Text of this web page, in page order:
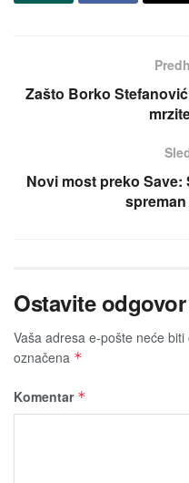
Zašto Borko
Novi most preko
Ostavite odgovor
Vaša adresa e-pošte neće biti
označena *
Komentar *